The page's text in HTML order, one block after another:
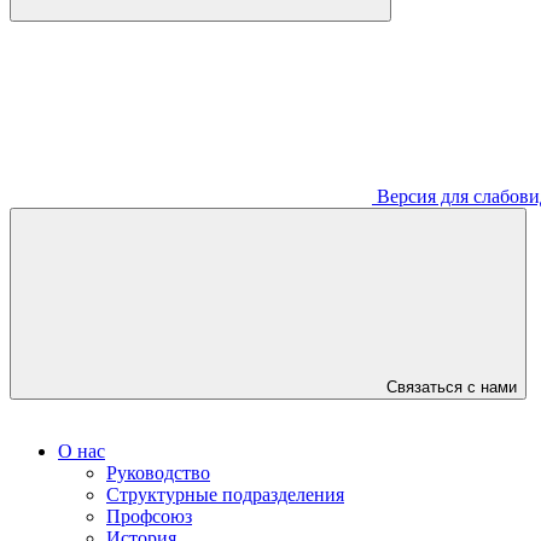
Версия для
Связаться с нами
О нас
Руководство
Структурные подразделения
Профсоюз